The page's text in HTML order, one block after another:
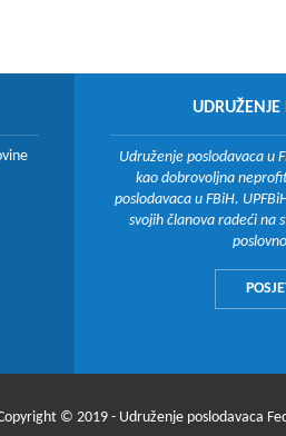
Udruženje poslodavaca u
kao dobrovoljna
poslodavaca u FBiH.
svojih članova radeći na
© 2019 - Udruženje poslodavaca